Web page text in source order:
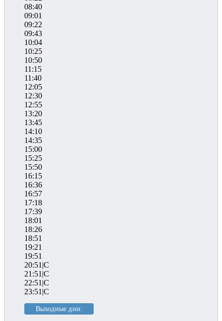
08:40
09:01
09:22
09:43
10:04
10:25
10:50
11:15
11:40
12:05
12:30
12:55
13:20
13:45
14:10
14:35
15:00
15:25
15:50
16:15
16:36
16:57
17:18
17:39
18:01
18:26
18:51
19:21
19:51
20:51|C
21:51|C
22:51|C
23:51|C
Выходные дни: